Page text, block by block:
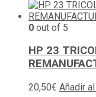
0 out of 5
HP 23
20,50€ Añadir